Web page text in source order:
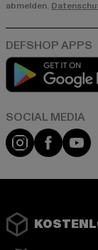
abmelden.
Instagram